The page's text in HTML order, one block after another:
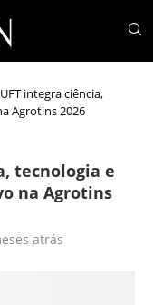
integra ciência,
Agrotins 2026
tecnologia e
na Agrotins
atrás